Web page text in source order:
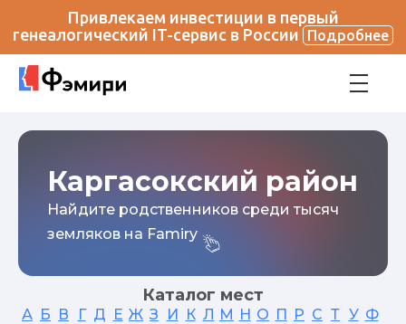
Привлекаем инвестиции в первый
генеалогический IT-сервис в России
Подробнее
Каргасокский район
Найдите родственников среди тысяч
земляков на Famiry
Каталог мест
А Б В Г Д Е Ж З И К Л М Н О П Р С Т У Ф